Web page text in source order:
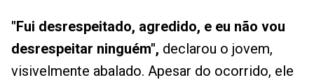
"Fui desrespeitado, agredido, e eu não vou
desrespeitar ninguém", declarou o jovem,
visivelmente abalado. Apesar do ocorrido, ele